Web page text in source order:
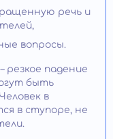
речь и
вопросы.
падение
быть
в
в ступоре, не